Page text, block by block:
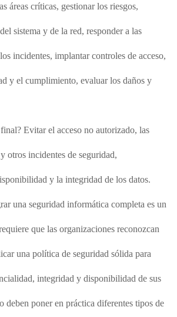
áreas críticas, gestionar los riesgos,
sistema y de la red, responder a las
incidentes, implantar controles de acceso,
y el cumplimiento, evaluar los daños y
Evitar el acceso no autorizado, las
otros incidentes de seguridad,
y la integridad de los datos.
una seguridad informática completa es un
que las organizaciones reconozcan
una política de seguridad sólida para
integridad y disponibilidad de sus
deben poner en práctica diferentes tipos de